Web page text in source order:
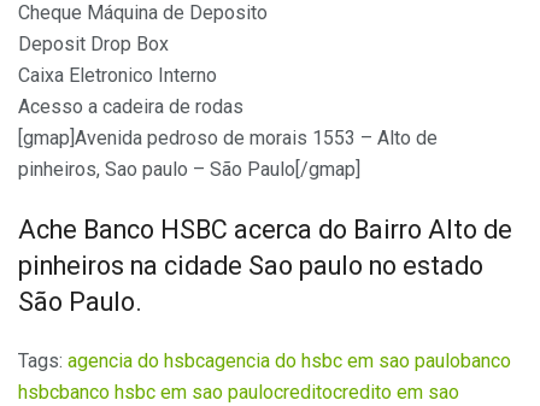
Cheque Máquina de Deposito
Deposit Drop Box
Caixa Eletronico Interno
Acesso a cadeira de rodas
[gmap]Avenida pedroso de morais 1553 – Alto de
pinheiros, Sao paulo – São Paulo[/gmap]
Ache Banco HSBC acerca do Bairro Alto de
pinheiros na cidade Sao paulo no estado
São Paulo.
Tags: agencia do hsbcagencia do hsbc em sao paulobanco
hsbcbanco hsbc em sao paulocreditocredito em sao